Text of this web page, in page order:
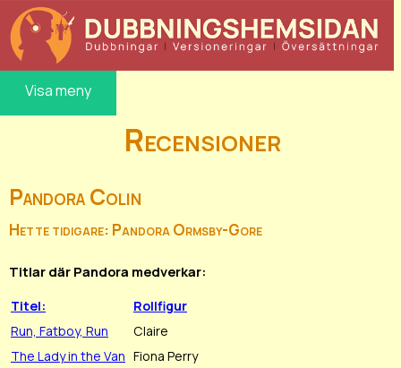
Visa meny
Recensioner
Pandora Colin
Hette tidigare: Pandora Ormsby-Gore
Titlar där Pandora medverkar:
Titel:
Rollfigur
Run, Fatboy, Run
Claire
The Lady in the Van Fiona Perry